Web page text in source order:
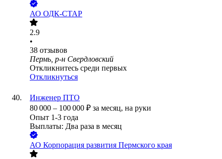
АО ОДК-СТАР
2.9
•
38 отзывов
Пермь, р-н Свердловский
Откликнитесь среди первых
Откликнуться
Инженер ПТО
80 000 – 100 000 ₽ за месяц, на руки
Опыт 1-3 года
Выплаты: Два раза в месяц
АО Корпорация развития Пермского края